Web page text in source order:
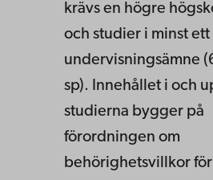
krävs en högre
och studier i minst ett
undervisningsämne
sp). Innehållet i och
studierna bygger på
förordningen om
behörighetsvillkor